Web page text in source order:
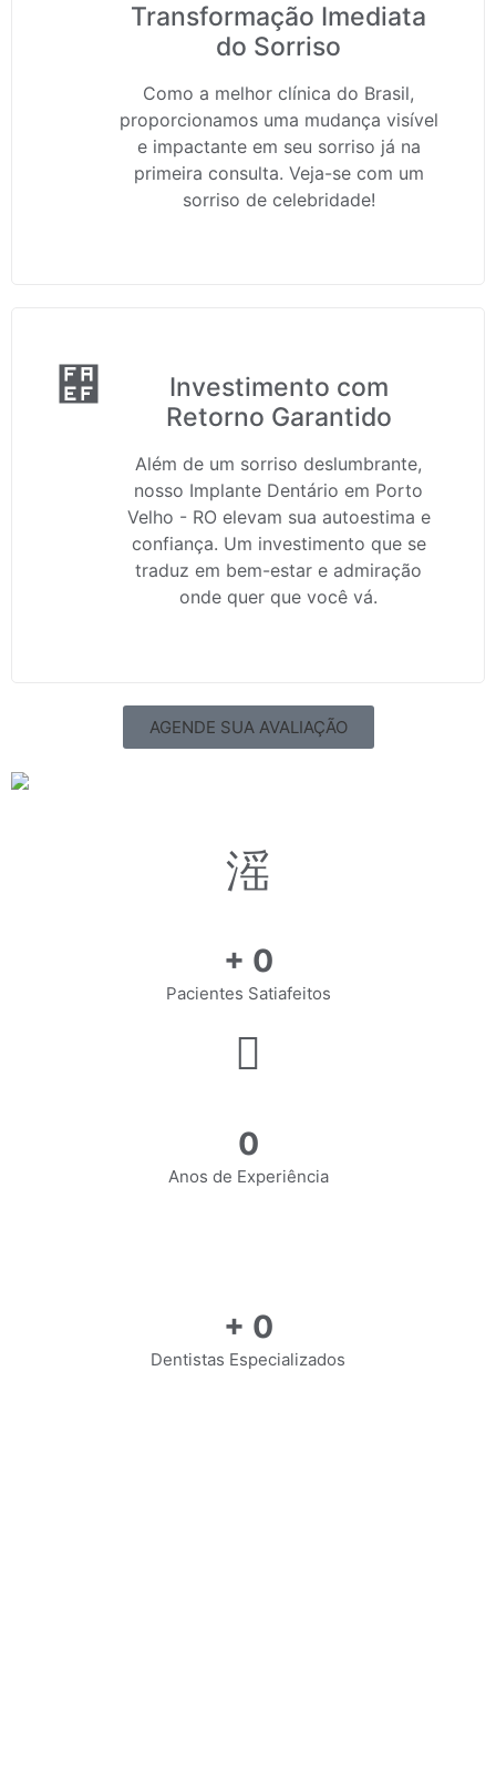
Transformação Imediata
do Sorriso
Como a melhor clínica do Brasil,
proporcionamos uma mudança visível
e impactante em seu sorriso já na
primeira consulta. Veja-se com um
sorriso de celebridade!
Investimento com
Retorno Garantido
Além de um sorriso deslumbrante,
nosso Implante Dentário em Porto
Velho - RO elevam sua autoestima e
confiança. Um investimento que se
traduz em bem-estar e admiração
onde quer que você vá.
AGENDE SUA AVALIAÇÃO
+ 0
Pacientes Satiafeitos
0
Anos de Experiência
+ 0
Dentistas Especializados